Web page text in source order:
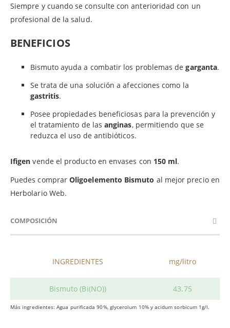
Siempre y cuando se consulte con anterioridad con un
profesional de la salud.
BENEFICIOS
Bismuto ayuda a combatir los problemas degarganta.
Se trata de una solución a afecciones como la
gastritis.
Posee propiedades beneficiosas para la prevención y
el tratamiento de lasanginas, permitiendo que se
reduzca el uso de antibióticos.
Ifigen vende el producto en envases con 150 ml.
Puedes comprarOligoelemento Bismuto al mejor precio en
Herbolario Web.
COMPOSICIÓN
INGREDIENTES mg/litro
Bismuto (Bi(NO)) 43.75
Más ingredientes: Agua purificada 90%, glycerolum 10% y acidum sorbicum 1g/l.